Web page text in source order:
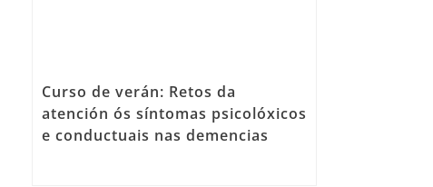
Curso de verán: Retos da
atención ós síntomas psicolóxicos
e conductuais nas demencias